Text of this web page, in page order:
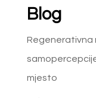
Blog
Regenerativna
mjesto